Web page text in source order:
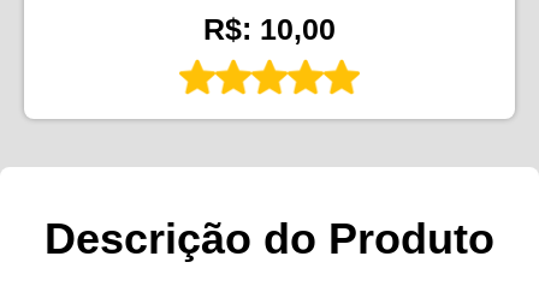
R$: 10,00
Descrição do Produto